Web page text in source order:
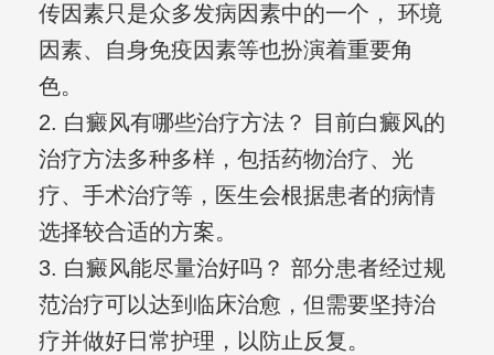
传因素只是众多发病因素中的一个， 环境
因素、自身免疫因素等也扮演着重要角
色。
2. 白癜风有哪些治疗方法？ 目前白癜风的
治疗方法多种多样，包括药物治疗、光
疗、手术治疗等，医生会根据患者的病情
选择较合适的方案。
3. 白癜风能尽量治好吗？ 部分患者经过规
范治疗可以达到临床治愈，但需要坚持治
疗并做好日常护理，以防止反复。